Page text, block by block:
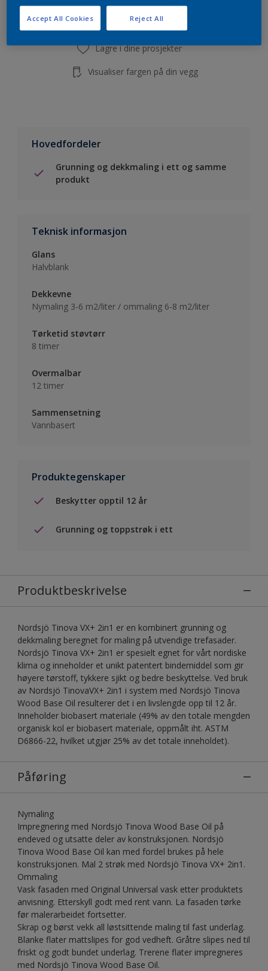
Finn en forhandler
Lagre i dine prosjekter
Visualiser fargen på din vegg
Hovedfordeler
Grunning og dekkmaling i ett og samme
produkt
Teknisk informasjon
Glans
Halvblank
Dekkevne
Nymaling 3-6 m2/liter / ommaling 6-8 m2/liter
Tørketid støvtørr
8 timer
Overmalbar
12 timer
Sammensetning
Vannbasert
Produktegenskaper
Beskytter opptil 12 år
Grunning og toppstrøk i ett
Produktbeskrivelse
Nordsjö Tinova VX+ 2in1 er en kombinert grunning og
dekkmaling beregnet for maling på utvendige trefasader.
Nordsjö Tinova VX+ 2in1 er spesielt egnet for vårt nordiske
klima og inneholder et unikt patentert bindemiddel som gir
høyere tørstoff, tykkere sjikt og bedre beskyttelse. Ved bruk
av Nordsjö TinovaVX+ 2in1 i system med Nordsjö Tinova
Wood Base Oil resulterer det i en livslengde opp til 12 år.
Inneholder biobasert materiale (49% av den totale mengden
organisk kol er biobasert materiale, oppmålt iht. ASTM
D6866-22, hvilket utgjør 25% av det totale inneholdet).
Påføring
Nymaling
Impregnering med Nordsjö Tinova Wood Base Oil på
endeved og utsatte deler av konstruksjonen. Nordsjö
Tinova Wood Base Oil kan med fordel brukes på hele
konstruksjonen. Mal 2 strøk med Nordsjö Tinova VX+ 2in1.
Ommaling
Vask fasaden med Original Universal vask etter produktets
anvisning. Etterskyll godt med rent vann. La fasaden tørke
før malerarbeidet fortsetter.
Skrap og børst vekk all løstsittende maling til fast underlag.
Blanke flater mattslipes for god vedheft. Gråtre slipes ned til
friskt og godt bundet underlag. Trerene flater impregneres
med Nordsjö Tinova Wood Base Oil.
Reject All
Accept All Cookies